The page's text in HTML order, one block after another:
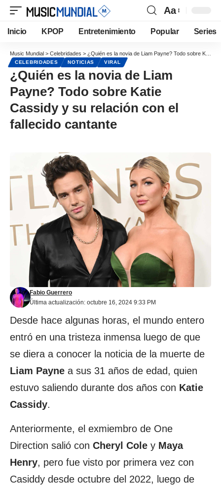
Aa
Inicio KPOP Entretenimiento Popular Series
Music Mundial > Celebridades > ¿Quién es la novia de Liam Payne? Todo sobre Katie Cassidy y su relación con el fallecido cantante
CELEBRIDADES NOTICIAS VIRAL
¿Quién es la novia de Liam
Payne? Todo sobre Katie
Cassidy y su relación con el
fallecido cantante
Última actualización: octubre 16, 2024 9:33 PM
Fabio Guerrero
Desde hace algunas horas, el mundo entero
entró en una tristeza inmensa luego de que
se diera a conocer la noticia de la muerte de
Liam Payne a sus 31 años de edad, quien
estuvo saliendo durante dos años con Katie
Cassidy.
Anteriormente, el exmiembro de One
Direction salió con Cheryl Cole y Maya
Henry, pero fue visto por primera vez con
Casiddy desde octubre del 2022, luego de